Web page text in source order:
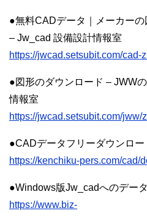
●無料CADデータ｜メーカー
– Jw_cad 設備設計情報室
https://jwcad.setsubit.com/cad-
●図形のダウンロード – JWW
情報室
https://jwcad.setsubit.com/jww/
●CADデータフリーダウンロ
https://kenchiku-pers.com/cad/
●Windows版Jw_cadへのデー
https://www.biz-